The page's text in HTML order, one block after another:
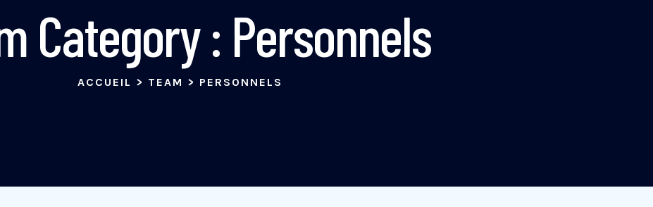
Category : Personnels
ACCUEIL > TEAM > PERSONNELS